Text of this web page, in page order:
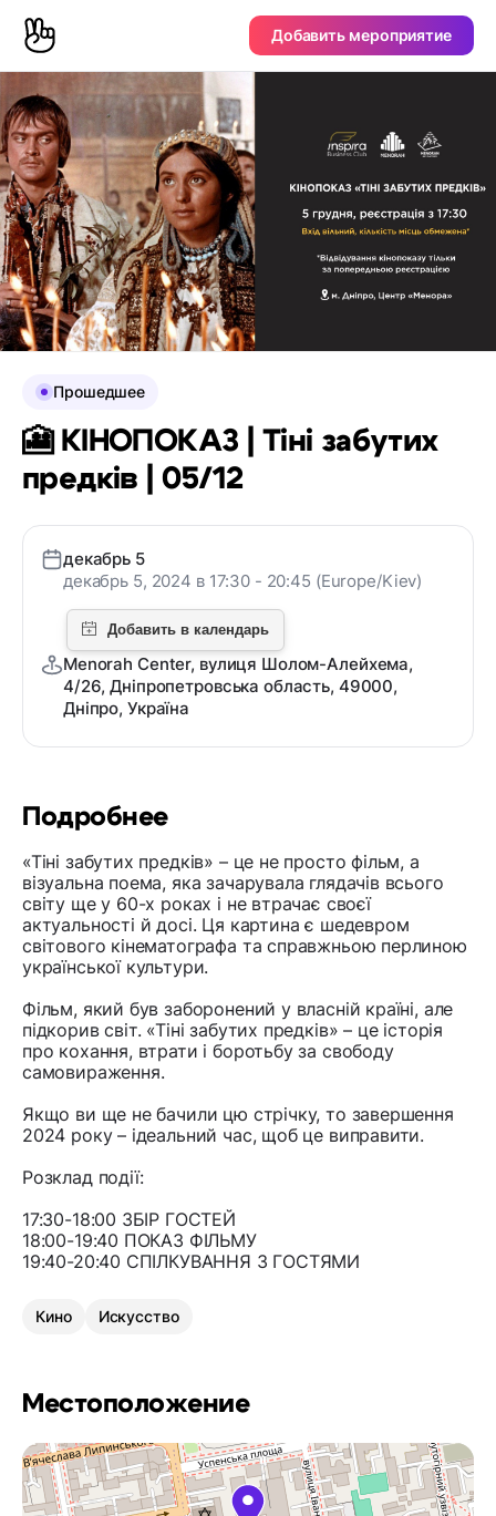
Добавить мероприятие
Подробнее
«Тіні забутих предків» – це не просто фільм, а
візуальна поема, яка зачарувала глядачів всього
світу ще у 60-х роках і не втрачає своєї
актуальності й досі. Ця картина є шедевром
світового кінематографа та справжньою перлиною
української культури.
Фільм, який був заборонений у власній країні, але
підкорив світ. «Тіні забутих предків» – це історія
про кохання, втрати і боротьбу за свободу
самовираження.
Якщо ви ще не бачили цю стрічку, то завершення
2024 року – ідеальний час, щоб це виправити.
Розклад події:
17:30-18:00 ЗБІР ГОСТЕЙ
18:00-19:40 ПОКАЗ ФІЛЬМУ
19:40-20:40 СПІЛКУВАННЯ З ГОСТЯМИ
Кино Искусство
Местоположение
Прошедшее
🎦 КІНОПОКАЗ | Тіні забутих
предків | 05/12
декабрь 5
декабрь 5, 2024 в 17:30 - 20:45 (Europe/Kiev)
Menorah Center, вулиця Шолом-Алейхема,
4/26, Дніпропетровська область, 49000,
Дніпро, Україна